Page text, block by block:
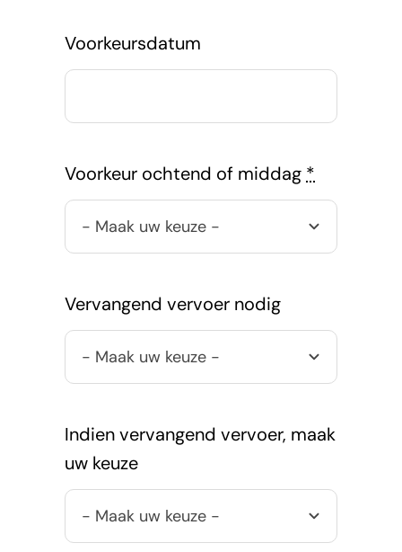
Voorkeursdatum
Voorkeur ochtend of middag *
Vervangend vervoer nodig
Indien vervangend vervoer, maak
uw keuze